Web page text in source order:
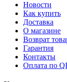
Новости
Как купить
Доставка
О магазине
Возврат
Гарантия
Контакты
Оплата по